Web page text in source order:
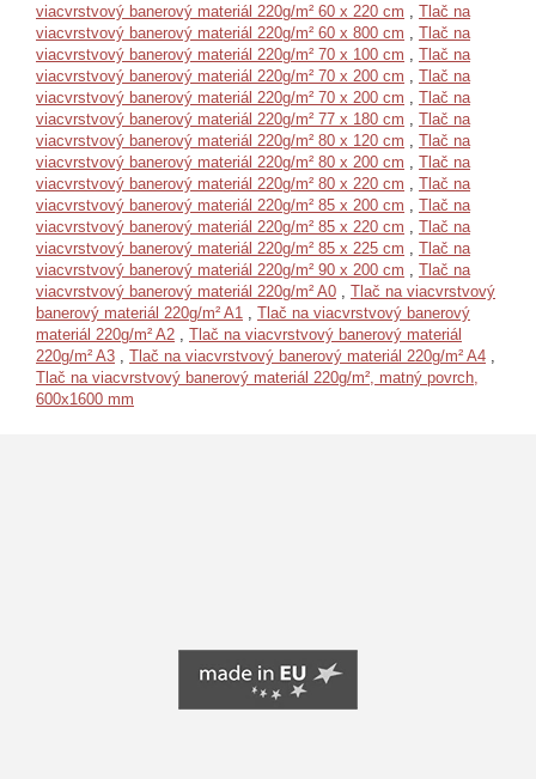
viacvrstvový banerový materiál 220g/m² 60 x 220 cm
Tlač na
viacvrstvový banerový materiál 220g/m² 60 x 800 cm
Tlač na
viacvrstvový banerový materiál 220g/m² 70 x 100 cm
Tlač na
viacvrstvový banerový materiál 220g/m² 70 x 200 cm
Tlač na
viacvrstvový banerový materiál 220g/m² 70 x 200 cm
Tlač na
viacvrstvový banerový materiál 220g/m² 77 x 180 cm
Tlač na
viacvrstvový banerový materiál 220g/m² 80 x 120 cm
Tlač na
viacvrstvový banerový materiál 220g/m² 80 x 200 cm
Tlač na
viacvrstvový banerový materiál 220g/m² 80 x 220 cm
Tlač na
viacvrstvový banerový materiál 220g/m² 85 x 200 cm
Tlač na
viacvrstvový banerový materiál 220g/m² 85 x 220 cm
Tlač na
viacvrstvový banerový materiál 220g/m² 85 x 225 cm
Tlač na
viacvrstvový banerový materiál 220g/m² 90 x 200 cm
Tlač na
viacvrstvový banerový materiál 220g/m² A0
Tlač na viacvrstvový
banerový materiál 220g/m² A1
Tlač na viacvrstvový banerový
materiál 220g/m² A2
Tlač na viacvrstvový banerový materiál
220g/m² A3
Tlač na viacvrstvový banerový materiál 220g/m² A4
Tlač na viacvrstvový banerový materiál 220g/m², matný povrch,
600x1600 mm